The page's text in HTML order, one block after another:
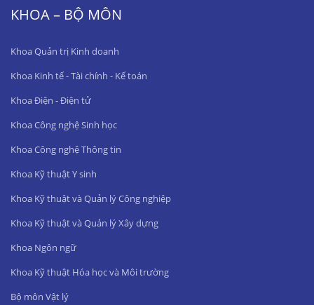
KHOA – BỘ MÔN
Khoa Quản trị Kinh doanh
Khoa Kinh tế - Tài chính - Kế toán
Khoa Điện - Điện tử
Khoa Công nghệ Sinh học
Khoa Công nghệ Thông tin
Khoa Kỹ thuật Y sinh
Khoa Kỹ thuật và Quản lý Công nghiệp
Khoa Kỹ thuật và Quản lý Xây dựng
Khoa Ngôn ngữ
Khoa Kỹ thuật Hóa học và Môi trường
Bộ môn Vật lý